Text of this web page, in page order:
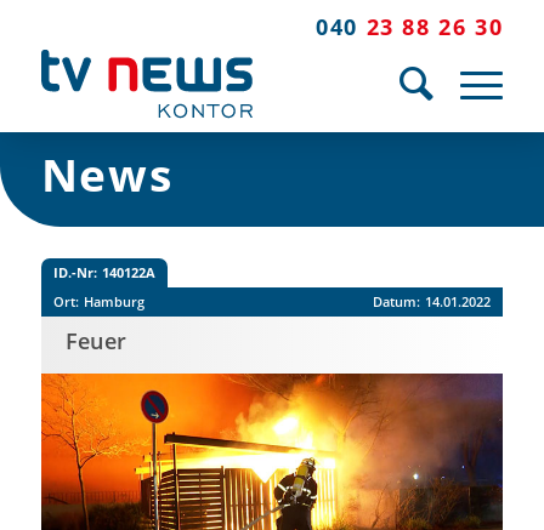
040 23 88 26 30
News
ID.-Nr: 140122A
Ort: Hamburg Datum: 14.01.2022
Feuer